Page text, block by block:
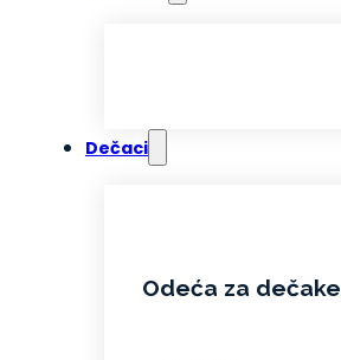
Dečaci
Odeća za dečake